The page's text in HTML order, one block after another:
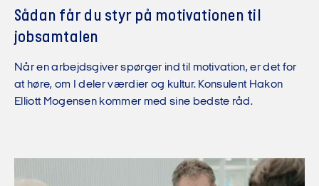
Sådan får du styr på motivationen til
jobsamtalen
Når en arbejdsgiver spørger ind til motivation, er det for
at høre, om I deler værdier og kultur. Konsulent Hakon
Elliott Mogensen kommer med sine bedste råd.